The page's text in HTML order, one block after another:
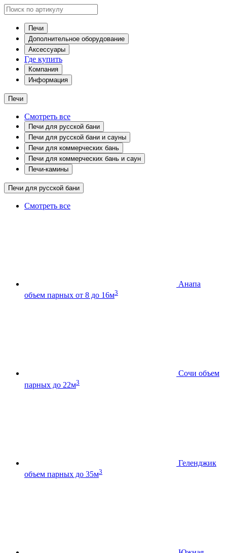
Печи
Дополнительное оборудование
Аксессуары
Где купить
Компания
Информация
Печи
Смотреть все
Печи для русской бани
Печи для русской бани и сауны
Печи для коммерческих бань
Печи для коммерческих бань и саун
Печи-камины
Печи для русской бани
Смотреть все
Анапа
объем парных от 8 до 16м3
Сочи объем
парных до 22м3
Геленджик
объем парных до 35м3